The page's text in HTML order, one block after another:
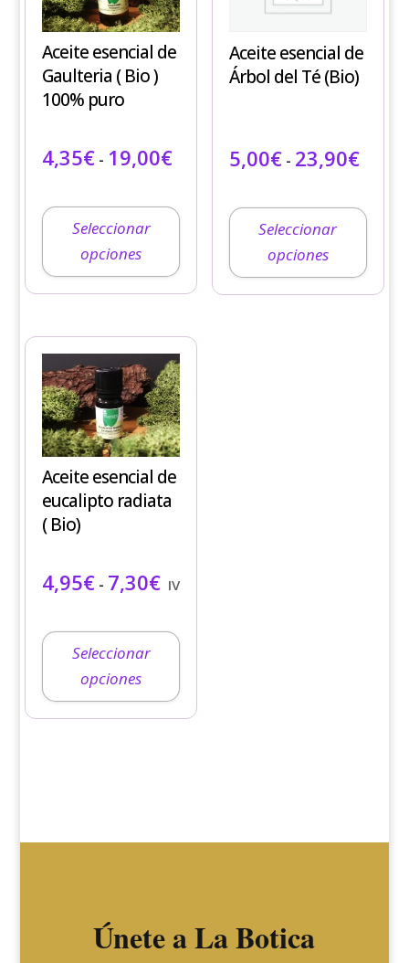
Aceite esencial de
Gaulteria ( Bio )
100% puro
4,35€ - 19,00€Rango de precios: desde 4,35€
IVA incluido
Seleccionar
opciones
múltiples
variantes.
Las
opciones
se
elegir
página
producto
Aceite esencial de
Árbol del Té (Bio)
5,00€ - 23,90€
Seleccionar
opciones
múltiples
Las
opciones
elegir
página
producto
Aceite esencial de
eucalipto radiata
( Bio)
4,95€ - 7,30€Rango de precios: desde 4,95€
IVA incluido
Seleccionar
opciones
producto
tiene
múltiples
variantes.
Las
opciones
se
elegir
página
producto